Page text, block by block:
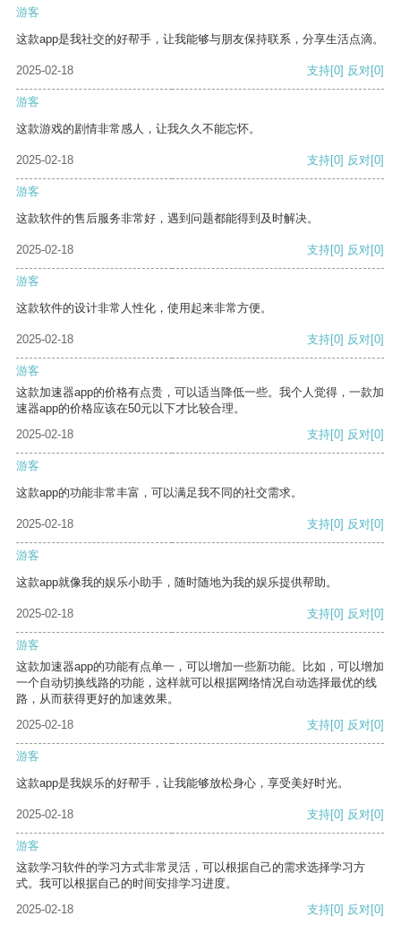
游客
这款app是我社交的好帮手，让我能够与朋友保持联系，分享生活点滴。
2025-02-18 支持[0] 反对[0]
游客
这款游戏的剧情非常感人，让我久久不能忘怀。
2025-02-18 支持[0] 反对[0]
游客
这款软件的售后服务非常好，遇到问题都能得到及时解决。
2025-02-18 支持[0] 反对[0]
游客
这款软件的设计非常人性化，使用起来非常方便。
2025-02-18 支持[0] 反对[0]
游客
这款加速器app的价格有点贵，可以适当降低一些。我个人觉得，一款加
速器app的价格应该在50元以下才比较合理。
2025-02-18
支持[0] 反对[0]
游客
这款app的功能非常丰富，可以满足我不同的社交需求。
2025-02-18 支持[0] 反对[0]
游客
这款app就像我的娱乐小助手，随时随地为我的娱乐提供帮助。
2025-02-18 支持[0] 反对[0]
游客
这款加速器app的功能有点单一，可以增加一些新功能。比如，可以增加
一个自动切换线路的功能，这样就可以根据网络情况自动选择最优的线
路，从而获得更好的加速效果。
2025-02-18
支持[0] 反对[0]
游客
这款app是我娱乐的好帮手，让我能够放松身心，享受美好时光。
2025-02-18 支持[0] 反对[0]
游客
这款学习软件的学习方式非常灵活，可以根据自己的需求选择学习方
式。我可以根据自己的时间安排学习进度。
2025-02-18
支持[0] 反对[0]